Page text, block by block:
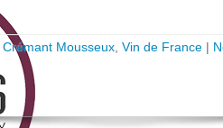
Mousseux Vin de France |